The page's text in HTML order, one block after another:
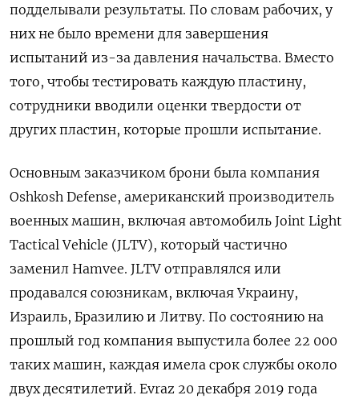
подделывали результаты. По словам рабочих, у
них не было времени для завершения
испытаний из-за давления начальства. Вместо
того, чтобы тестировать каждую пластину,
сотрудники вводили оценки твердости от
других пластин, которые прошли испытание.
Основным заказчиком брони была компания
Oshkosh Defense, американский производитель
военных машин, включая автомобиль Joint Light
Tactical Vehicle (JLTV), который частично
заменил Hamvee. JLTV отправлялся или
продавался союзникам, включая Украину,
Израиль, Бразилию и Литву. По состоянию на
прошлый год компания выпустила более 22 000
таких машин, каждая имела срок службы около
двух десятилетий. Evraz 20 декабря 2019 года